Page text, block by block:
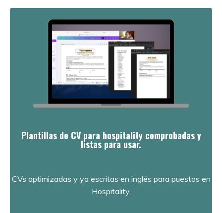
Plantillas de CV para hospitality comprobadas y
listas para usar.
CVs optimizadas y ya escritas en inglés para puestos en
Hospitality.